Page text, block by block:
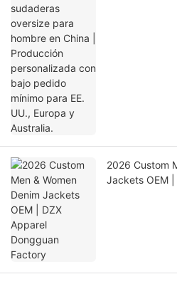
2026 Custom
Jackets OEM